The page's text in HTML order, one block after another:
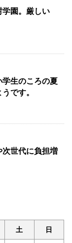
学園。厳しい
学生のころの夏
です。
次世代に負担増
土 日